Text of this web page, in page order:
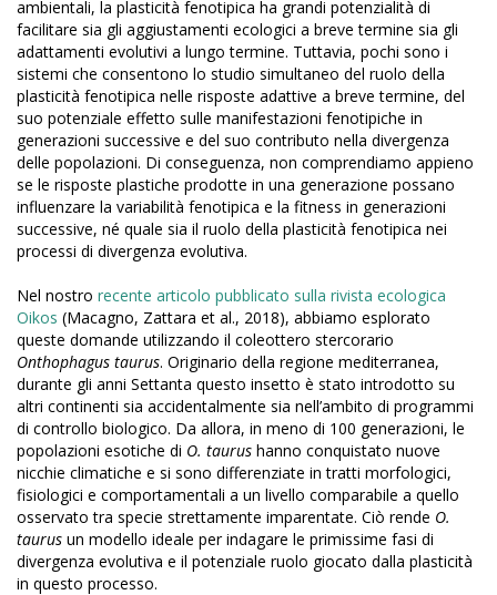
ambientali, la plasticità fenotipica ha grandi potenzialità di
facilitare sia gli aggiustamenti ecologici a breve termine sia gli
adattamenti evolutivi a lungo termine. Tuttavia, pochi sono i
sistemi che consentono lo studio simultaneo del ruolo della
plasticità fenotipica nelle risposte adattive a breve termine, del
suo potenziale effetto sulle manifestazioni fenotipiche in
generazioni successive e del suo contributo nella divergenza
delle popolazioni. Di conseguenza, non comprendiamo appieno
se le risposte plastiche prodotte in una generazione possano
influenzare la variabilità fenotipica e la fitness in generazioni
successive, né quale sia il ruolo della plasticità fenotipica nei
processi di divergenza evolutiva.
Nel nostro recente articolo pubblicato sulla rivista ecologica
Oikos (Macagno, Zattara et al., 2018), abbiamo esplorato
queste domande utilizzando il coleottero stercorario
Onthophagus taurus. Originario della regione mediterranea,
durante gli anni Settanta questo insetto è stato introdotto su
altri continenti sia accidentalmente sia nell’ambito di programmi
di controllo biologico. Da allora, in meno di 100 generazioni, le
popolazioni esotiche di O. taurus hanno conquistato nuove
nicchie climatiche e si sono differenziate in tratti morfologici,
fisiologici e comportamentali a un livello comparabile a quello
osservato tra specie strettamente imparentate. Ciò rende O.
taurus un modello ideale per indagare le primissime fasi di
divergenza evolutiva e il potenziale ruolo giocato dalla plasticità
in questo processo.